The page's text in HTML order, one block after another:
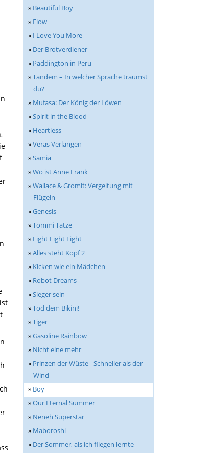
» Beautiful Boy
» Flow
» I Love You More
» Der Brotverdiener
» Paddington in Peru
»Tandem – In welcher Sprache träumst
du?
» Mufasa: Der König der Löwen
»Spirit in the Blood
» Heartless
»Veras Verlangen
»Samia
»Wo ist Anne Frank
»Wallace & Gromit: Vergeltung mit
Flügeln
»Genesis
»Tommi Tatze
» Light Light Light
»Alles steht Kopf 2
» Kicken wie ein Mädchen
» Robot Dreams
»Sieger sein
»Tod dem Bikini!
»Tiger
»Gasoline Rainbow
» Nicht eine mehr
» Prinzen der Wüste - Schneller als der
Wind
» Boy
»Our Eternal Summer
» Neneh Superstar
» Maboroshi
» Der Sommer, als ich fliegen lernte